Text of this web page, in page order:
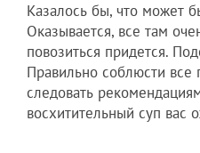
Казалось бы, что может
Оказывается, все там
повозиться придется.
Правильно соблюсти все
следовать
восхитительный суп вас